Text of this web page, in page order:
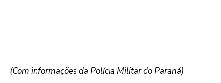
(Com informações da Polícia Militar do Paraná)